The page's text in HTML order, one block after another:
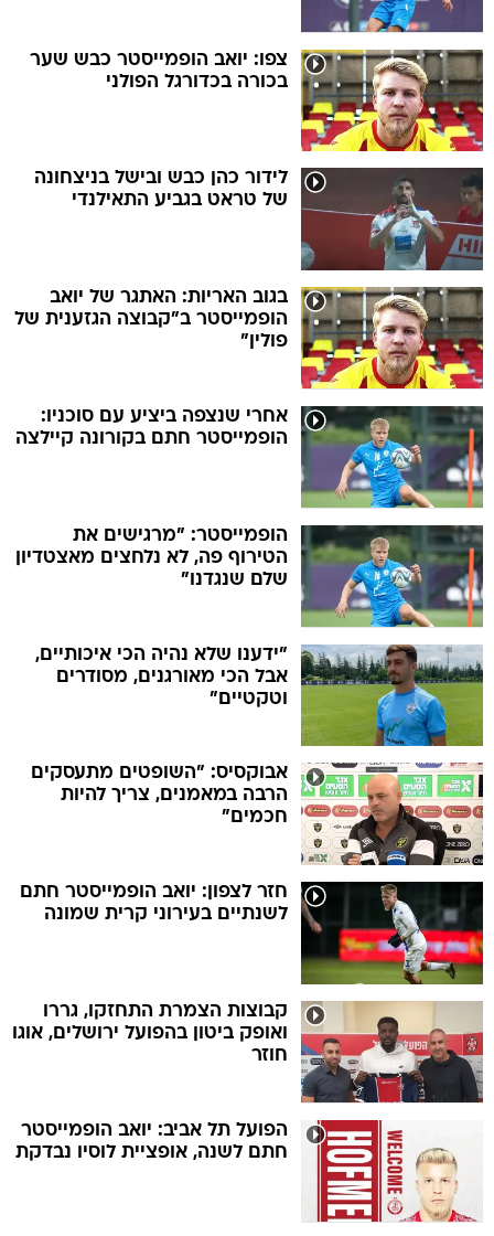
צפו: יואב הופמייסטר כבש שער
בכורה בכדורגל הפולני
לידור כהן כבש ובישל בניצחונה
של טראט בגביע התאילנדי
בגוב האריות: האתגר של יואב
הופמייסטר ב"קבוצה הגזענית של
פולין"
אחרי שנצפה ביציע עם סוכניו:
הופמייסטר חתם בקורונה קיילצה
הופמייסטר: "מרגישים את
הטירוף פה, לא נלחצים מאצטדיון
שלם שנגדנו"
"ידענו שלא נהיה הכי איכותיים,
אבל הכי מאורגנים, מסודרים
וטקטיים"
אבוקסיס: "השופטים מתעסקים
הרבה במאמנים, צריך להיות
חכמים"
חזר לצפון: יואב הופמייסטר חתם
לשנתיים בעירוני קרית שמונה
קבוצות הצמרת התחזקו, גררו
ואופק ביטון בהפועל ירושלים, אוגו
חוזר
הפועל תל אביב: יואב הופמייסטר
חתם לשנה, אופציית לוסיו נבדקת